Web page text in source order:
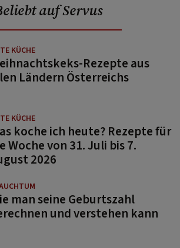
auf Servus
KÜCHE
Rezepte aus
Ländern Österreichs
KÜCHE
koche ich heute? Rezepte für
Woche von 31. Juli bis 7.
2026
man seine Geburtszahl
und verstehen kann